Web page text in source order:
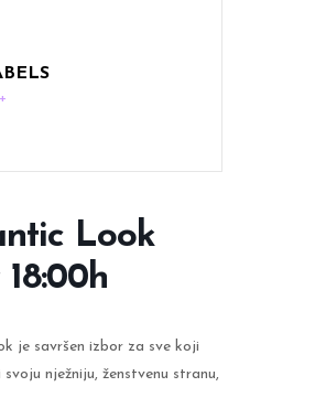
Look
je savršen izbor za sve koji
nježniju, ženstvenu stranu,